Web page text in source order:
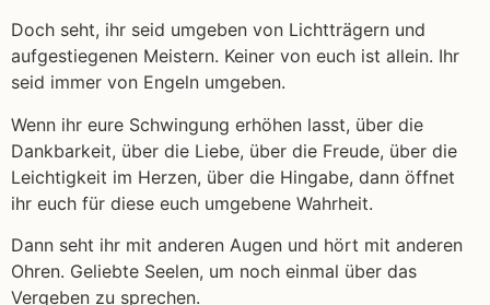
Doch seht, ihr seid umgeben von Lichtträgern und
aufgestiegenen Meistern. Keiner von euch ist allein. Ihr
seid immer von Engeln umgeben.
Wenn ihr eure Schwingung erhöhen lasst, über die
Dankbarkeit, über die Liebe, über die Freude, über die
Leichtigkeit im Herzen, über die Hingabe, dann öffnet
ihr euch für diese euch umgebene Wahrheit.
Dann seht ihr mit anderen Augen und hört mit anderen
Ohren. Geliebte Seelen, um noch einmal über das
Vergeben zu sprechen.